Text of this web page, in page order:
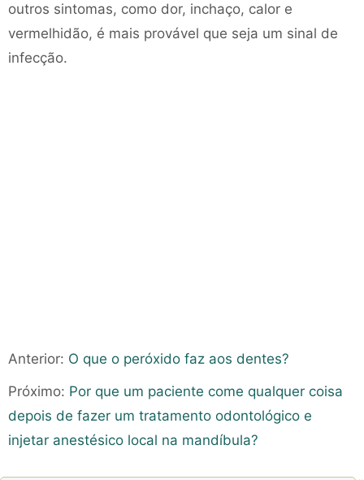
outros sintomas, como dor, inchaço, calor e
vermelhidão, é mais provável que seja um sinal de
infecção.
Anterior: O que o peróxido faz aos dentes?
Próximo: Por que um paciente come qualquer coisa
depois de fazer um tratamento odontológico e
injetar anestésico local na mandíbula?